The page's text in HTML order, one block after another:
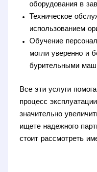
оборудования в
Техническое
использованием
Обучение
могли уверенно и
бурительными
Все эти услуги
процесс
значительно
ищете надежного
стоит рассмотреть